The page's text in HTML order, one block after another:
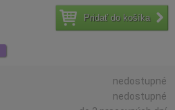
Pridať do košíka
nedostupné
nedostupné